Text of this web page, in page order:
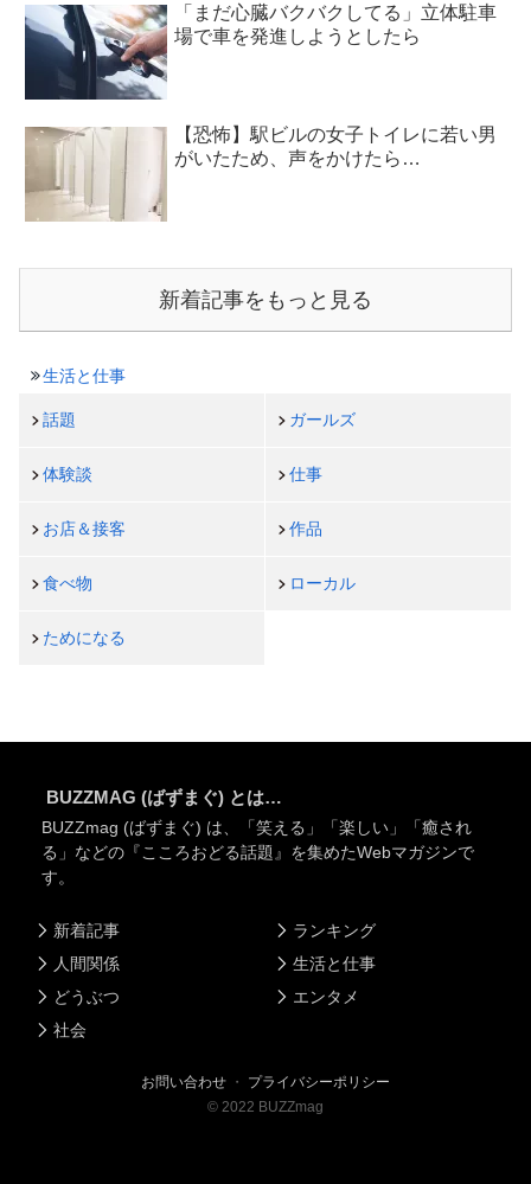
「まだ心臓バクバクしてる」立体駐車
場で車を発進しようとしたら
【恐怖】駅ビルの女子トイレに若い男
がいたため、声をかけたら…
新着記事をもっと見る
生活と仕事
話題 ガールズ
体験談 仕事
お店＆接客 作品
食べ物 ローカル
ためになる
BUZZMAG (ばずまぐ) とは…
BUZZmag (ばずまぐ) は、「笑える」「楽しい」「癒され
る」などの『こころおどる話題』を集めたWebマガジンで
す。
新着記事
人間関係
どうぶつ
社会
ランキング
生活と仕事
エンタメ
お問い合わせ ・ プライバシーポリシー
© 2022 BUZZmag